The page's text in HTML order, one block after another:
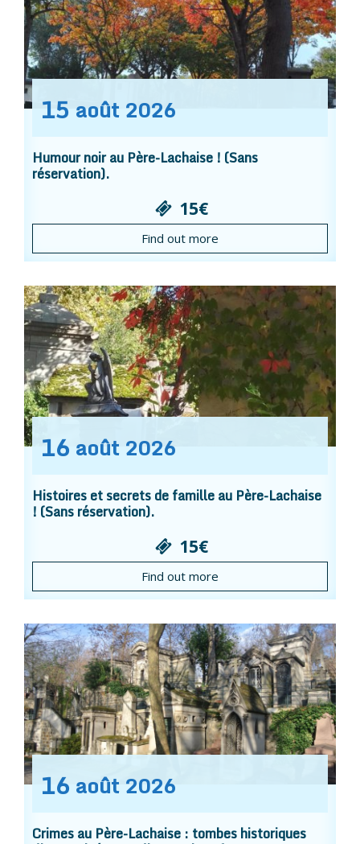
15 août 2026
Humour noir au Père-Lachaise ! (Sans
réservation).
15€
Find out more
16 août 2026
Histoires et secrets de famille au Père-Lachaise
! (Sans réservation).
15€
Find out more
16 août 2026
Crimes au Père-Lachaise : tombes historiques